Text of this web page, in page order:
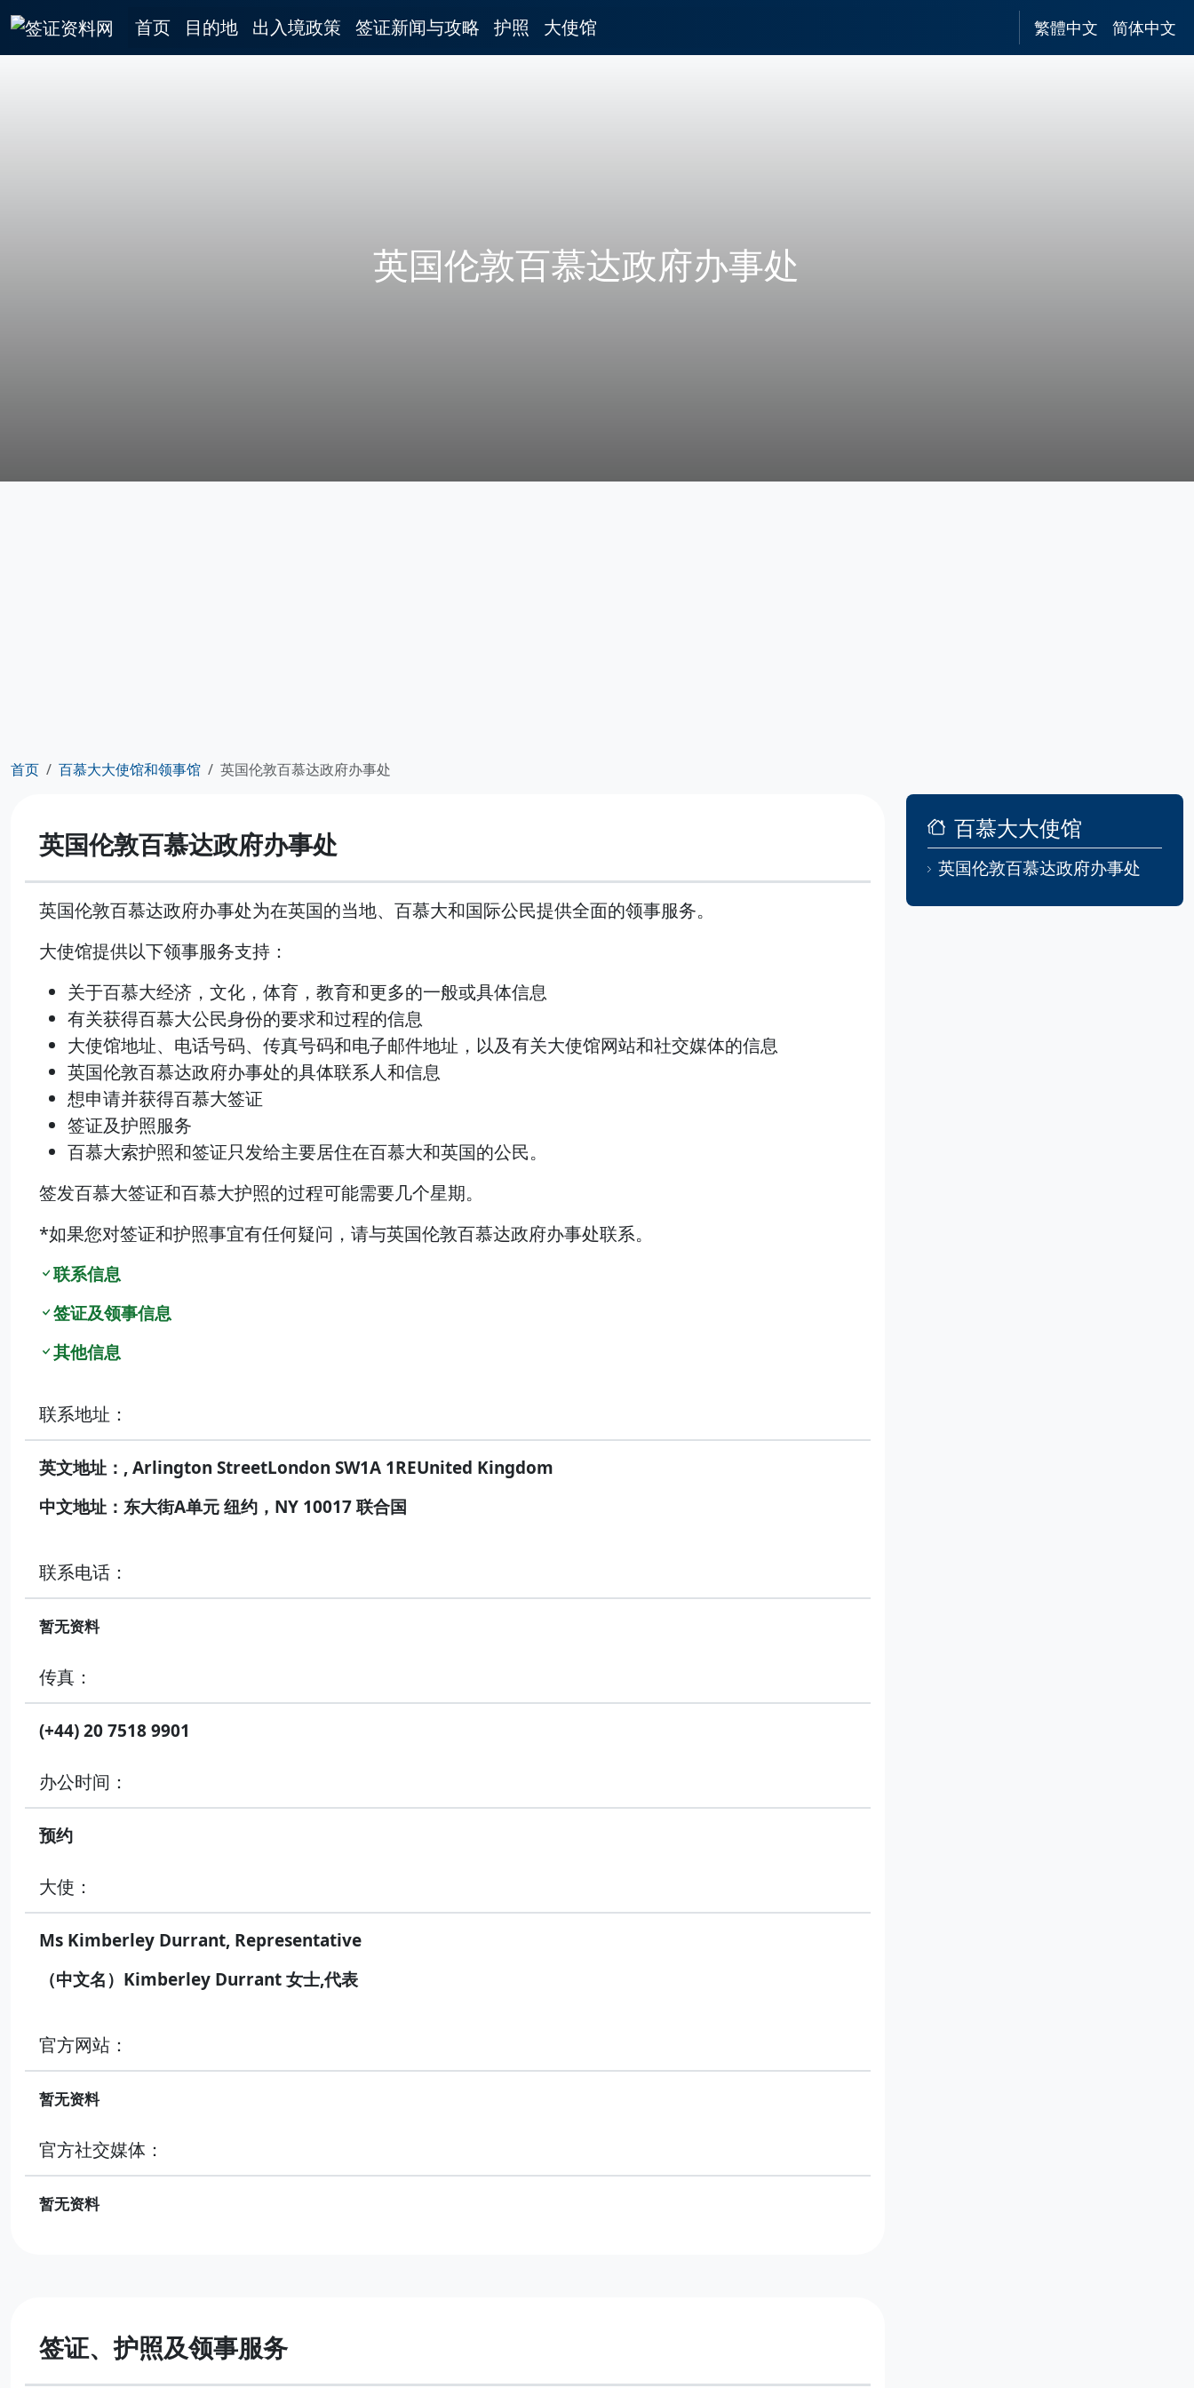
首页 目的地 出入境政策 签证新闻与攻略 护照 大使馆 繁體中文 简体中文
英国伦敦百慕达政府办事处
首页 百慕大大使馆和领事馆 英国伦敦百慕达政府办事处
英国伦敦百慕达政府办事处
英国伦敦百慕达政府办事处为在英国的当地、百慕大和国际公民提供全面的领事服务。
大使馆提供以下领事服务支持：
关于百慕大经济，文化，体育，教育和更多的一般或具体信息
有关获得百慕大公民身份的要求和过程的信息
大使馆地址、电话号码、传真号码和电子邮件地址，以及有关大使馆网站和社交媒体的信息
英国伦敦百慕达政府办事处的具体联系人和信息
想申请并获得百慕大签证
签证及护照服务
百慕大索护照和签证只发给主要居住在百慕大和英国的公民。
签发百慕大签证和百慕大护照的过程可能需要几个星期。
*如果您对签证和护照事宜有任何疑问，请与英国伦敦百慕达政府办事处联系。
联系信息
签证及领事信息
其他信息
联系地址：
英文地址：, Arlington StreetLondon SW1A 1REUnited Kingdom
中文地址：东大街A单元 纽约，NY 10017 联合国
联系电话：
暂无资料
传真：
(+44) 20 7518 9901
办公时间：
预约
大使：
Ms Kimberley Durrant, Representative
（中文名）Kimberley Durrant 女士,代表
官方网站：
暂无资料
官方社交媒体：
暂无资料
签证、护照及领事服务
百慕大大使馆
英国伦敦百慕达政府办事处